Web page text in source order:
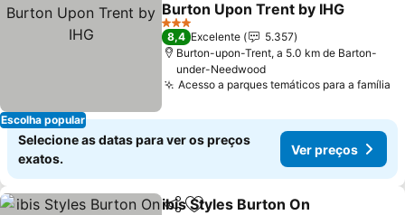
Escolha popular
Burton Upon Trent by IHG
3 Estrelas
8,4 Excelente
5.357
Burton-upon-Trent, a 5.0 km de Barton-
under-Needwood
Acesso a parques temáticos para a família
Selecione as datas para ver os preços
exatos.
Ver preços
ibis Styles Burton On